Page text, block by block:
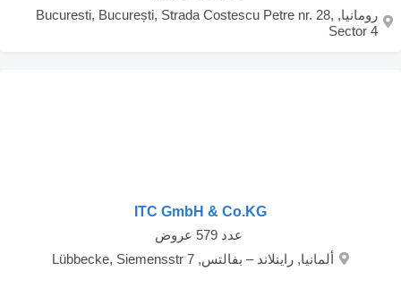
رومانيا, Bucuresti, București, Strada Costescu Petre nr. 28,
Sector 4
ITC GmbH & Co.KG
‏ عدد 579 عروض
ألمانيا, راينلاند – بفالتس, Lübbecke, Siemensstr 7